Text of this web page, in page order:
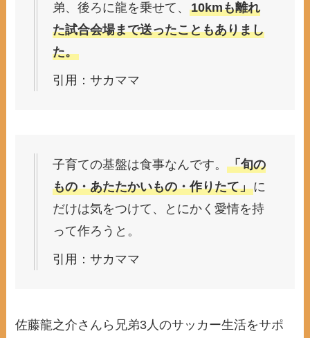
弟、後ろに龍を乗せて、10kmも離れ
た試合会場まで送ったこともありまし
た。
引用：サカママ
子育ての基盤は食事なんです。「旬の
もの・あたたかいもの・作りたて」に
だけは気をつけて、とにかく愛情を持
って作ろうと。
引用：サカママ
佐藤龍之介さんら兄弟3人のサッカー生活をサポ